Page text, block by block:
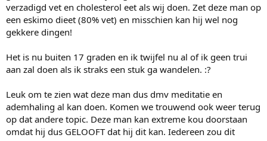
verzadigd vet en cholesterol eet als wij doen. Zet deze man op
een eskimo dieet (80% vet) en misschien kan hij wel nog
gekkere dingen!
Het is nu buiten 17 graden en ik twijfel nu al of ik geen trui
aan zal doen als ik straks een stuk ga wandelen. :?
Leuk om te zien wat deze man dus dmv meditatie en
ademhaling al kan doen. Komen we trouwend ook weer terug
op dat andere topic. Deze man kan extreme kou doorstaan
omdat hij dus GELOOFT dat hij dit kan. Iedereen zou dit